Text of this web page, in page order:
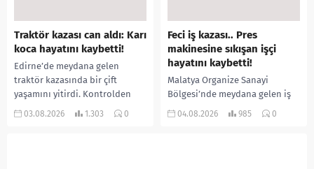
Traktör kazası can aldı: Karı
koca hayatını kaybetti!
Edirne’de meydana gelen
traktör kazasında bir çift
yaşamını yitirdi. Kontrolden
çıkarak devrilen traktörün
03.08.2026 1.303 0
Feci iş kazası.. Pres
makinesine sıkışan işçi
hayatını kaybetti!
Malatya Organize Sanayi
Bölgesi’nde meydana gelen iş
kazasında, pres makinesine
04.08.2026 985 0